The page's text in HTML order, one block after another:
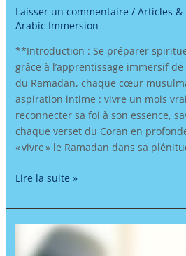
Laisser un commentaire / Articles &
Arabic Immersion
**Introduction : Se préparer
grâce à l’apprentissage immersif de
du Ramadan, chaque cœur
aspiration intime : vivre un mois
reconnecter sa foi à son essence,
chaque verset du Coran en
« vivre » le Ramadan dans sa
Lire la suite »
Apprendre
l’arabe